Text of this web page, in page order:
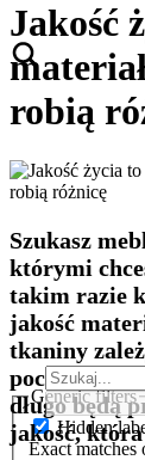
Generic filters
Hidden
Exact matches
Jakość
robią
Szukasz
którymi
takim razie
jakość
tkaniny
poczucie
długo będą
jakość,